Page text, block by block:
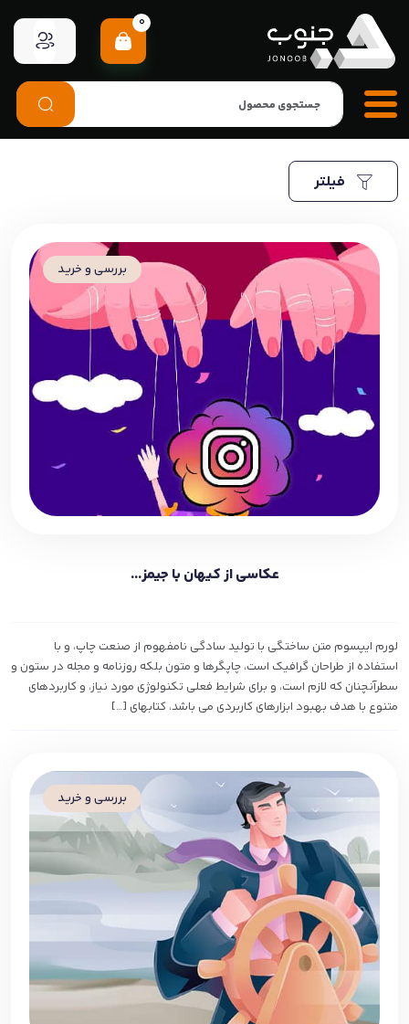
0
بررسی و خرید
عکاسی از کیهان با جیمز...
لورم ایپسوم متن ساختگی با تولید سادگی نامفهوم از صنعت چاپ، و با
استفاده از طراحان گرافیک است، چاپگرها و متون بلکه روزنامه و مجله در ستون و
سطرآنچنان که لازم است، و برای شرایط فعلی تکنولوژی مورد نیاز، و کاربردهای
متنوع با هدف بهبود ابزارهای کاربردی می باشد، کتابهای […]
بررسی و خرید